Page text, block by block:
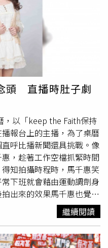
、也當過市長，他對政
他講的是不是事實？當然
的東西不談，單就柯收賄
跟沒有一樣！29日連北檢
檔是不是柯文哲寫的？
朱亞虎那210萬？柯文哲
你要怎麼樣去證明他有直
。」謝寒冰直言，先前就
證明他就是抓不到金流！
文哲自己講，他要講早就
供也是律師建議的，很常
，謝長廷會選在這個時間
講這個？第一個，這個案
重要的就是，他對賴清德
他能夠繼續當駐日代表下
點機會都不給他，直接就
要說駐日代表沒了，連個
講，他心裡當然很不爽。
子弟兵處得也不是很好，
覺得他是先丟出來，看看
頭 直播時肚子劇
，以「keep the Faith保持
報台上的主播，為了桌曆
呼比播新聞還具挑戰。像
，趁著工作空檔抓緊時間
知拍攝時程時，馬千惠笑
下班就會藉由運動調劑身
出來的效果馬千惠也覺得
千惠，自小學時期，因為
此受到啟蒙，覺得主播這
志要走進新聞圈，雖然小
慢慢長大發現自己越來越
繼續閱讀